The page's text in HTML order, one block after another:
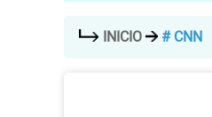
INICIO # CNN